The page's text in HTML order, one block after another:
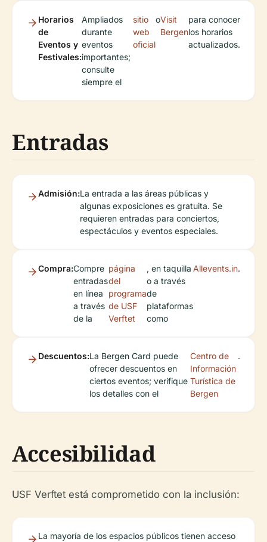
Horarios
de
Eventos y
Festivales:
Ampliados
durante
eventos
importantes;
consulte
siempre el
sitio
web
oficial
oVisit
Bergen
para conocer
los horarios
actualizados.
Entradas
Admisión:La entrada a las áreas públicas y
algunas exposiciones es gratuita. Se
requieren entradas para conciertos,
espectáculos y eventos especiales.
Compra:Compre
entradas
en línea
a través
de la
página
del
programa
de USF
Verftet
, en taquilla
o a través
de
plataformas
como
Allevents.in.
Descuentos:La Bergen Card puede
ofrecer descuentos en
ciertos eventos; verifique
los detalles con el
Centro de
Información
Turística de
Bergen
.
Accesibilidad
USF Verftet está comprometido con la inclusión:
La mayoría de los espacios públicos tienen acceso